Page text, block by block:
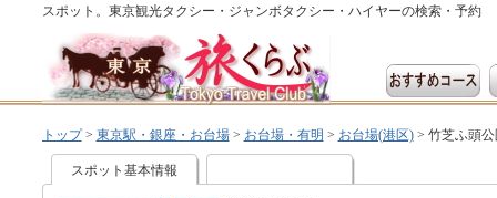
スポット。東京観光タクシー・ジャンボタクシー・ハイヤーの検索・予約
トップ> 東京駅・銀座・お台場> お台場・有明 > お台場(港区)> 竹芝ふ頭公
スポット基本情報